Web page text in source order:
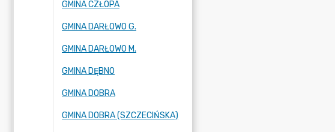
GMINA CZŁOPA
GMINA DARŁOWO G.
GMINA DARŁOWO M.
GMINA DĘBNO
GMINA DOBRA
GMINA DOBRA (SZCZECIŃSKA)